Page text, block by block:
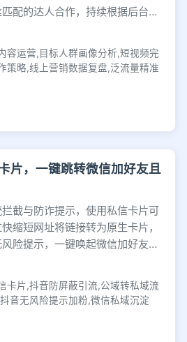
配的达人合作，持续根据后台数
容运营,目标人群画像分析,短视频完
策略,线上营销数据复盘,泛流量精准
片，一键跳转微信加好友且
截与防诈提示，使用私信卡片可
缩短网址将链接转为原生卡片，
险提示，一键唤起微信加好友。
卡片,抖音防屏蔽引流,公域转私域流
音无风险提示加粉,微信私域沉淀